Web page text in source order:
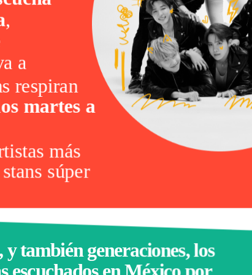
,
a
respiran
martes a
más
súper
también generaciones, los